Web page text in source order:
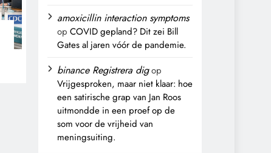
amoxicillin interaction symptoms
op COVID gepland? Dit zei Bill
Gates al jaren vóór de pandemie.
binance Registrera digop
Vrijgesproken, maar niet klaar: hoe
een satirische grap van Jan Roos
uitmondde in een proef op de
som voor de vrijheid van
meningsuiting.